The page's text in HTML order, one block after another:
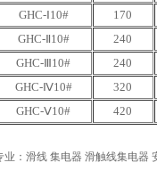
GHC-Ⅰ10#
170
GHC-Ⅱ10#
240
GHC-Ⅲ10#
240
GHC-Ⅳ10#
320
GHC-Ⅴ10#
420
业：滑线 集电器 滑触线集电器